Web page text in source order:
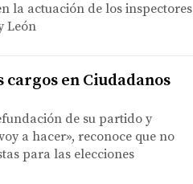
la actuación de los inspectores
León
en Ciudadanos
de su partido y
a hacer», reconoce que no
para las elecciones